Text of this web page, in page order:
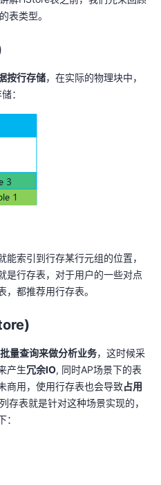
表类型。
按行存储，在实际的物理块中，
：
索引到行存某行元组的位置，
是行存表，对于用户的一些对点
都推荐用行存表。
批量查询来做分析业务，这时候采
产生冗余IO, 同时AP场景下的表
商用，使用行存表也会导致占用
存表就是针对这种场景实现的，